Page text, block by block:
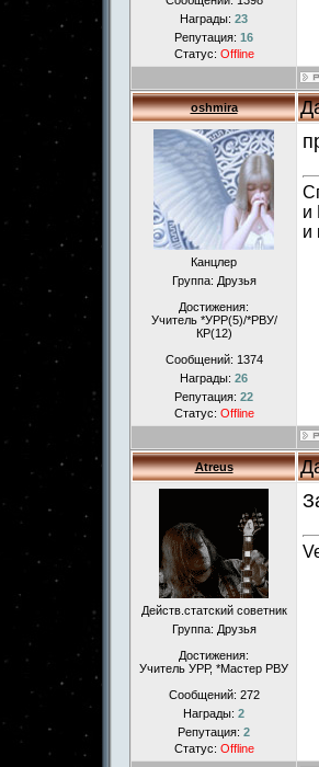
Награды: 23
Репутация: 16
Статус: Offline
oshmira
Канцлер
Группа: Друзья
Достижения:
Учитель *УРР(5)/*РВУ/
КР(12)
Сообщений: 1374
Награды: 26
Репутация: 22
Статус: Offline
и
и
Atreus
Действ.статский советник
Группа: Друзья
Достижения:
Учитель УРР, *Мастер РВУ
Сообщений: 272
Награды: 2
Репутация: 2
Статус: Offline